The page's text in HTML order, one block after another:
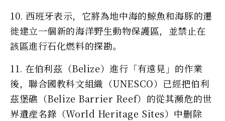
10. 西班牙表示，它將為地中海的鯨魚和海豚的遷
徙建立一個新的海洋野生動物保護區，並禁止在
該區進行石化燃料的探勘。
11. 在伯利茲（Belize）進行「有遠見」的作業
後，聯合國教科文組織（UNESCO）已經把伯利
茲堡礁（Belize Barrier Reef）的從其瀕危的世
界遺産名錄（World Heritage Sites）中删除